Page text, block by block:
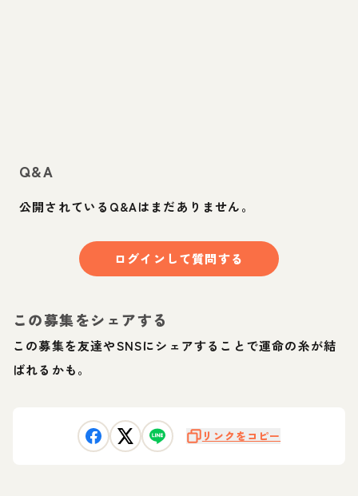
Q&A
公開されているQ&Aはまだありません。
ログインして質問する
この募集をシェアする
この募集を友達やSNSにシェアすることで運命の糸が結
ばれるかも。
リンクをコピー